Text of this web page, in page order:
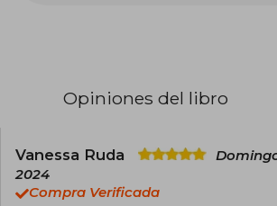
TikTok. Además de vivir en
sopas de letras o colorear.
Opiniones del libro
Vanessa Ruda
2024
Compra Verificada